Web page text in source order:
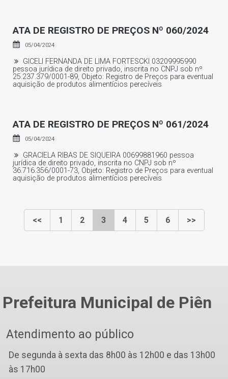
ATA DE REGISTRO DE PREÇOS Nº 060/2024
05/04/2024
GICELI FERNANDA DE LIMA FORTESCKI 03209995990
pessoa jurídica de direito privado, inscrita no CNPJ sob nº
25.237.379/0001-89, Objeto: Registro de Preços para eventual
aquisição de produtos alimentícios perecíveis
ATA DE REGISTRO DE PREÇOS Nº 061/2024
05/04/2024
GRACIELA RIBAS DE SIQUEIRA 00699881960 pessoa
jurídica de direito privado, inscrita no CNPJ sob nº
36.716.356/0001-73, Objeto: Registro de Preços para eventual
aquisição de produtos alimentícios perecíveis
<< 1 2 3 4 5 6 >>
Prefeitura Municipal de Piên
Atendimento ao público
De segunda à sexta das 8h00 às 12h00 e das 13h00
às 17h00